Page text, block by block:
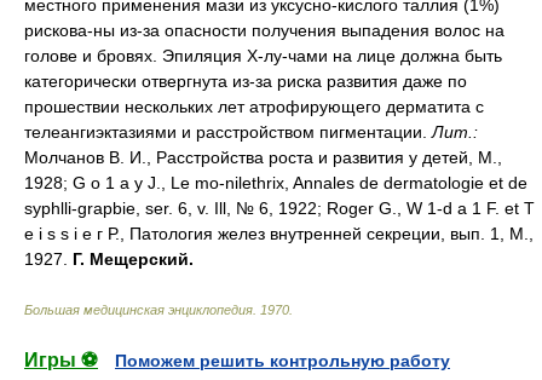
местного применения мази из уксусно-кислого таллия (1%)
рискова-ны из-за опасности получения выпадения волос на
голове и бровях. Эпиляция Х-лу-чами на лице должна быть
категорически отвергнута из-за риска развития даже по
прошествии нескольких лет атрофирующего дерматита с
телеангиэктазиями и расстройством пигментации. Лит.:
Молчанов В. И., Расстройства роста и развития у детей, М.,
1928; G о 1 а у J., Le mo-nilethrix, Annales de dermatologie et de
syphlli-grapbie, ser. 6, v. Ill, № 6, 1922; Roger G., W 1-d a 1 F. et T
e i s s i e г Р., Патология желез внутренней секреции, вып. 1, М.,
1927. Г. Мещерский.
Большая медицинская энциклопедия 1970
Игры ⚽
Поможем решить контрольную работу